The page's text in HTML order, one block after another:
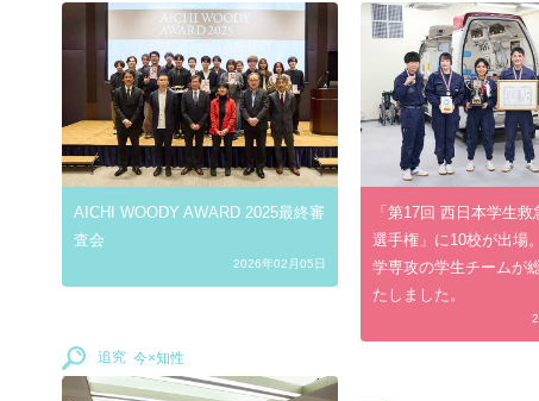
AICHI WOODY AWARD 2025最終審
査会
2026年02月05日
「第17回 西日本学生
選手権」に10校が出場
学専攻の学生チームが
たしました。
追究